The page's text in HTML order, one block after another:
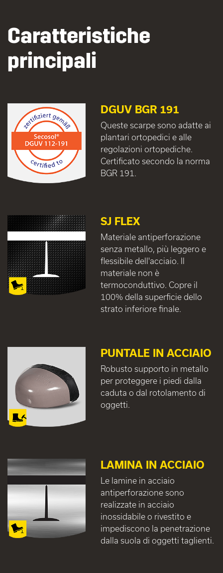
Caratteristiche
principali
DGUV BGR 191
Queste scarpe sono adatte ai
plantari ortopedici e alle
regolazioni ortopediche.
Certificato secondo la norma
BGR 191.
SJ FLEX
Materiale antiperforazione
senza metallo, più leggero e
flessibile dell'acciaio. Il
materiale non è
termoconduttivo. Copre il
100% della superficie dello
strato inferiore finale.
PUNTALE IN ACCIAIO
Robusto supporto in metallo
per proteggere i piedi dalla
caduta o dal rotolamento di
oggetti.
LAMINA IN ACCIAIO
Le lamine in acciaio
antiperforazione sono
realizzate in acciaio
inossidabile o rivestito e
impediscono la penetrazione
dalla suola di oggetti taglienti.